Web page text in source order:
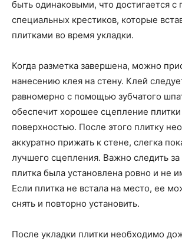
быть одинаковыми, что достигается
специальных крестиков, которые
плитками во время укладки.
Когда разметка завершена, можно
нанесению клея на стену. Клей
равномерно с помощью зубчатого
обеспечит хорошее сцепление плитки
поверхностью. После этого плитку
аккуратно прижать к стене, слегка
лучшего сцепления. Важно следить
плитка была установлена ровно и не
Если плитка не встала на место, ее
снять и повторно установить.
После укладки плитки необходимо